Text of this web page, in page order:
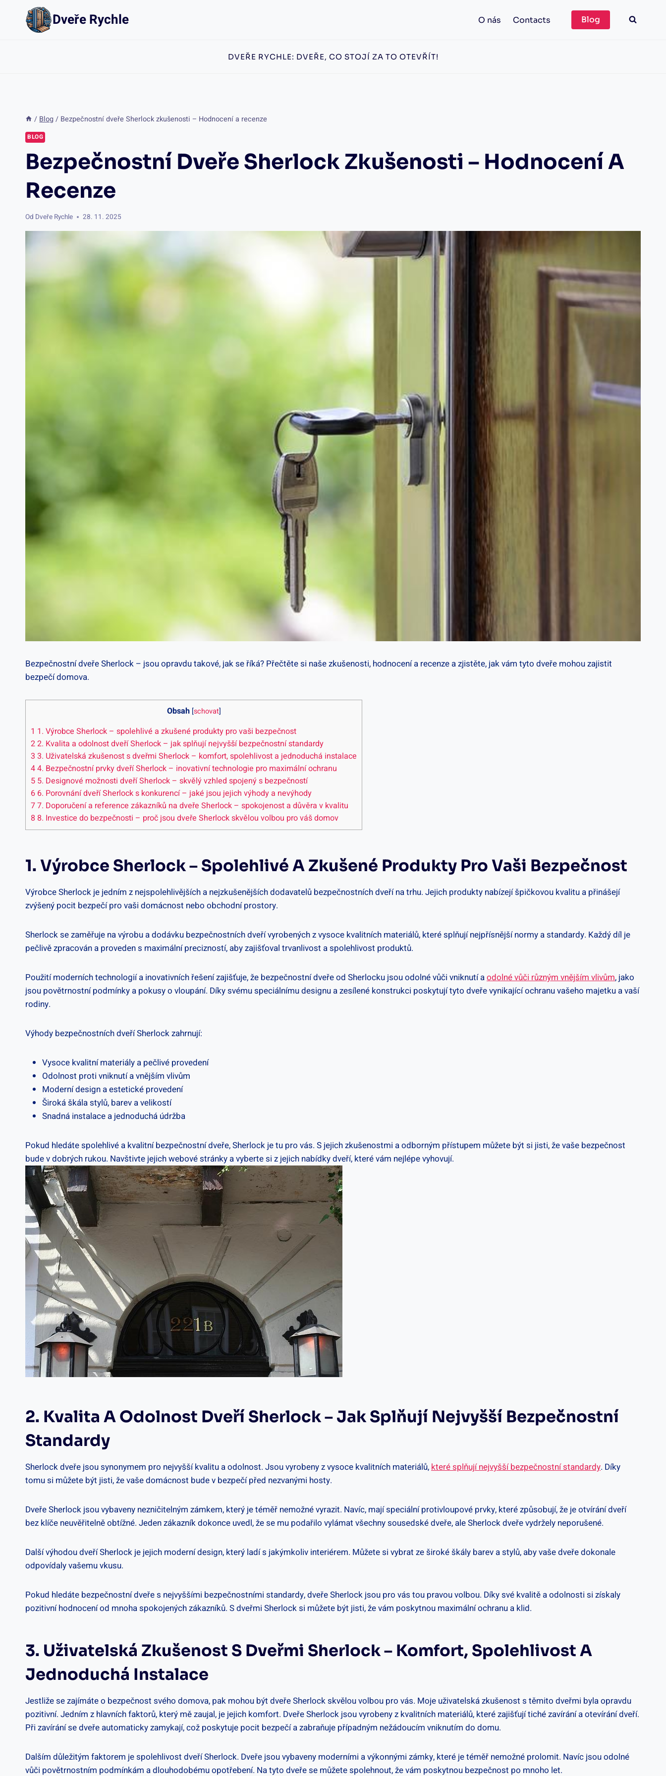
Přeskočit
Dveře Rychle O nás Contacts Blog
DVEŘE RYCHLE: DVEŘE, CO STOJÍ ZA TO OTEVŘÍT!
/ Blog / Bezpečnostní dveře Sherlock zkušenosti – Hodnocení a recenze
BLOG
Bezpečnostní Dveře Sherlock Zkušenosti – Hodnocení A
Recenze
Od Dveře Rychle 28. 11. 2025
Bezpečnostní⁣ dveře Sherlock – jsou opravdu takové, jak se říká? ⁣Přečtěte si naše zkušenosti, hodnocení a recenze ​a zjistěte, jak vám tyto⁤ dveře mohou zajistit‍
bezpečí domova.
Obsah [schovat]
1 1.‍ Výrobce Sherlock – spolehlivé a zkušené​ produkty ⁣pro ⁢vaši ⁣bezpečnost
22. Kvalita a odolnost dveří Sherlock – jak splňují nejvyšší bezpečnostní standardy
3 3. Uživatelská ⁤zkušenost s dveřmi ‍Sherlock – komfort, spolehlivost a jednoduchá instalace
44. Bezpečnostní prvky dveří Sherlock – ‍inovativní technologie pro maximální ochranu
5 5. Designové možnosti ‌dveří Sherlock – skvělý vzhled spojený s bezpečností
6 6. Porovnání dveří Sherlock s⁣ konkurencí – jaké jsou jejich výhody a nevýhody
77. Doporučení ⁣a ⁢reference zákazníků‌ na dveře Sherlock – spokojenost a důvěra v ‌kvalitu
8 8. ⁣Investice do bezpečnosti⁤ – proč jsou dveře Sherlock skvělou⁢ volbou pro‌ váš domov
1.‍ Výrobce Sherlock – Spolehlivé A Zkušené​ Produkty ⁣pro ⁢vaši ⁣bezpečnost
Výrobce Sherlock je jedním z nejspolehlivějších a nejzkušenějších dodavatelů bezpečnostních dveří​ na trhu. Jejich ​produkty nabízejí špičkovou kvalitu a přinášejí
zvýšený pocit bezpečí pro vaši domácnost ⁢nebo obchodní prostory.
Sherlock⁤ se zaměřuje na výrobu ‌a dodávku bezpečnostních dveří vyrobených z vysoce kvalitních materiálů, které⁣ splňují nejpřísnější normy a standardy. Každý díl je
pečlivě⁣ zpracován a proveden s maximální precizností, aby ⁤zajišťoval trvanlivost a spolehlivost produktů.
Použití moderních technologií a inovativních řešení zajišťuje, že bezpečnostní dveře od Sherlocku jsou odolné⁣ vůči vniknutí aodolné vůči různým vnějším⁣ vlivům, jako
‌jsou povětrnostní podmínky a pokusy‌ o vloupání. Díky svému‌ speciálnímu‌ designu a zesílené konstrukci‌ poskytují tyto dveře⁤ vynikající ochranu vašeho majetku a vaší
rodiny.
Výhody bezpečnostních dveří Sherlock zahrnují:
Vysoce kvalitní materiály‌ a ⁤pečlivé provedení
Odolnost proti vniknutí a vnějším vlivům
Moderní design a​ estetické provedení
Široká škála‍ stylů, barev a velikostí
Snadná instalace a jednoduchá⁣ údržba
Pokud hledáte ​spolehlivé a kvalitní bezpečnostní dveře, Sherlock je tu pro vás. S jejich zkušenostmi a‍ odborným přístupem⁢ můžete být ⁢si jisti,​ že vaše bezpečnost
bude v dobrých ⁤rukou. Navštivte jejich webové stránky a⁢ vyberte si z jejich ​nabídky⁣ dveří, které vám nejlépe vyhovují.
2. Kvalita A Odolnost Dveří Sherlock – Jak Splňují Nejvyšší Bezpečnostní
Standardy
Sherlock dveře jsou synonymem pro nejvyšší kvalitu ‍a odolnost.⁤ Jsou vyrobeny z vysoce kvalitních materiálů,které splňují​ nejvyšší bezpečnostní standardy. ‌Díky
tomu si můžete být jisti, že vaše domácnost bude v bezpečí před‌ nezvanými hosty.
Dveře Sherlock jsou vybaveny nezničitelným zámkem, který‍ je téměř⁤ nemožné vyrazit. Navíc, ⁣mají speciální protivloupové prvky, které ⁢způsobují, že je otvírání dveří
bez⁢ klíče neuvěřitelně obtížné. Jeden‍ zákazník dokonce uvedl, že se mu podařilo vylámat ‍všechny sousedské dveře, ale Sherlock dveře vydržely ⁤neporušené.
Další výhodou dveří Sherlock je jejich moderní design, který ladí s jakýmkoliv interiérem. Můžete si vybrat ze široké škály barev‍ a‍ stylů, aby vaše dveře dokonale
odpovídaly vašemu vkusu.
Pokud hledáte bezpečnostní dveře s ⁢nejvyššími‍ bezpečnostními standardy, dveře Sherlock jsou pro‍ vás tou pravou ​volbou. Díky své kvalitě a‍ odolnosti si získaly
pozitivní hodnocení ​od mnoha spokojených ​zákazníků. S‌ dveřmi Sherlock si ‍můžete být jisti, že vám poskytnou maximální ochranu a klid.
3. Uživatelská ⁤zkušenost S Dveřmi ‍Sherlock – Komfort, Spolehlivost A
Jednoduchá Instalace
Jestliže ⁤se zajímáte‌ o bezpečnost ⁣svého domova, pak mohou být ‌dveře ⁢Sherlock skvělou ⁢volbou⁢ pro vás. Moje uživatelská zkušenost s těmito dveřmi byla opravdu‌
pozitivní. Jedním ‍z hlavních faktorů, který mě zaujal, je jejich komfort. ⁢Dveře Sherlock ⁢jsou vyrobeny z kvalitních materiálů, které zajišťují tiché zavírání a otevírání ⁤dveří.‌
Při zavírání se dveře automaticky zamykají, což poskytuje pocit⁣ bezpečí a zabraňuje případným nežádoucím vniknutím do domu.
Dalším​ důležitým faktorem​ je spolehlivost dveří Sherlock. ⁢Dveře ‌jsou vybaveny moderními ⁣a výkonnými zámky, které ⁢je⁣ téměř ‌nemožné prolomit. Navíc jsou odolné
vůči⁣ povětrnostním podmínkám a dlouhodobému opotřebení. Na tyto dveře se můžete spolehnout, ​že vám poskytnou bezpečnost po ​mnoho‍ let.